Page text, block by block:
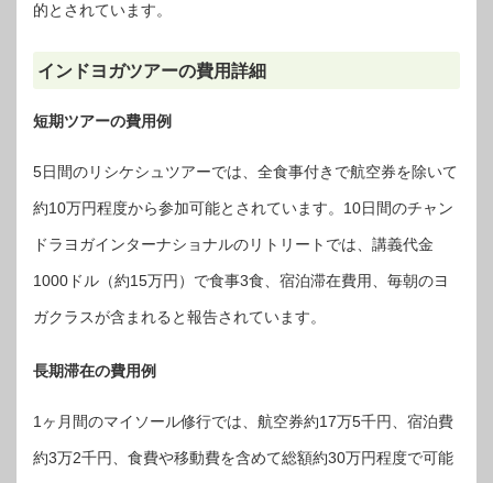
的とされています。
インドヨガツアーの費用詳細
短期ツアーの費用例
5日間のリシケシュツアーでは、全食事付きで航空券を除いて
約10万円程度から参加可能とされています。10日間のチャン
ドラヨガインターナショナルのリトリートでは、講義代金
1000ドル（約15万円）で食事3食、宿泊滞在費用、毎朝のヨ
ガクラスが含まれると報告されています。
長期滞在の費用例
1ヶ月間のマイソール修行では、航空券約17万5千円、宿泊費
約3万2千円、食費や移動費を含めて総額約30万円程度で可能